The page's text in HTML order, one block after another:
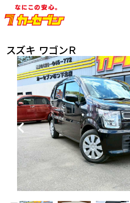
スズキ ワゴンＲ